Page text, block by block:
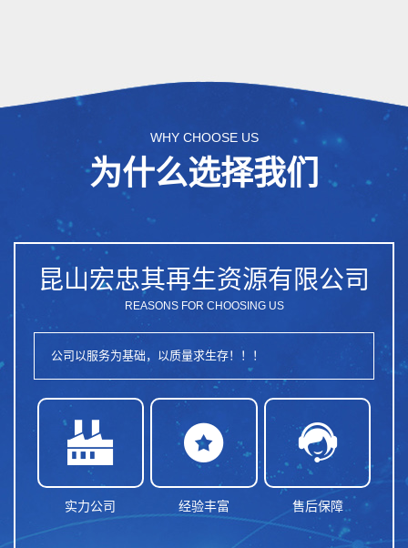
WHY CHOOSE US
为什么选择我们
昆山宏忠其再生资源有限公司
REASONS FOR CHOOSING US
公司以服务为基础，以质量求生存！！！

实力公司

经验丰富

售后保障